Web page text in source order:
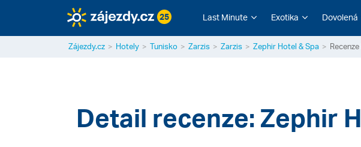
25 Last Minute Exotika Dovolená
Zájezdy.cz Hotely Tunisko Zarzis Zarzis Zephir Hotel & Spa
Detail recenze: Zephir